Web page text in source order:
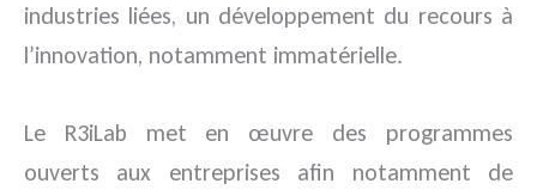
industries liées, un développement du recours à
l’innovation, notamment immatérielle.
Le R3iLab met en œuvre des programmes
ouverts aux entreprises afin notamment de